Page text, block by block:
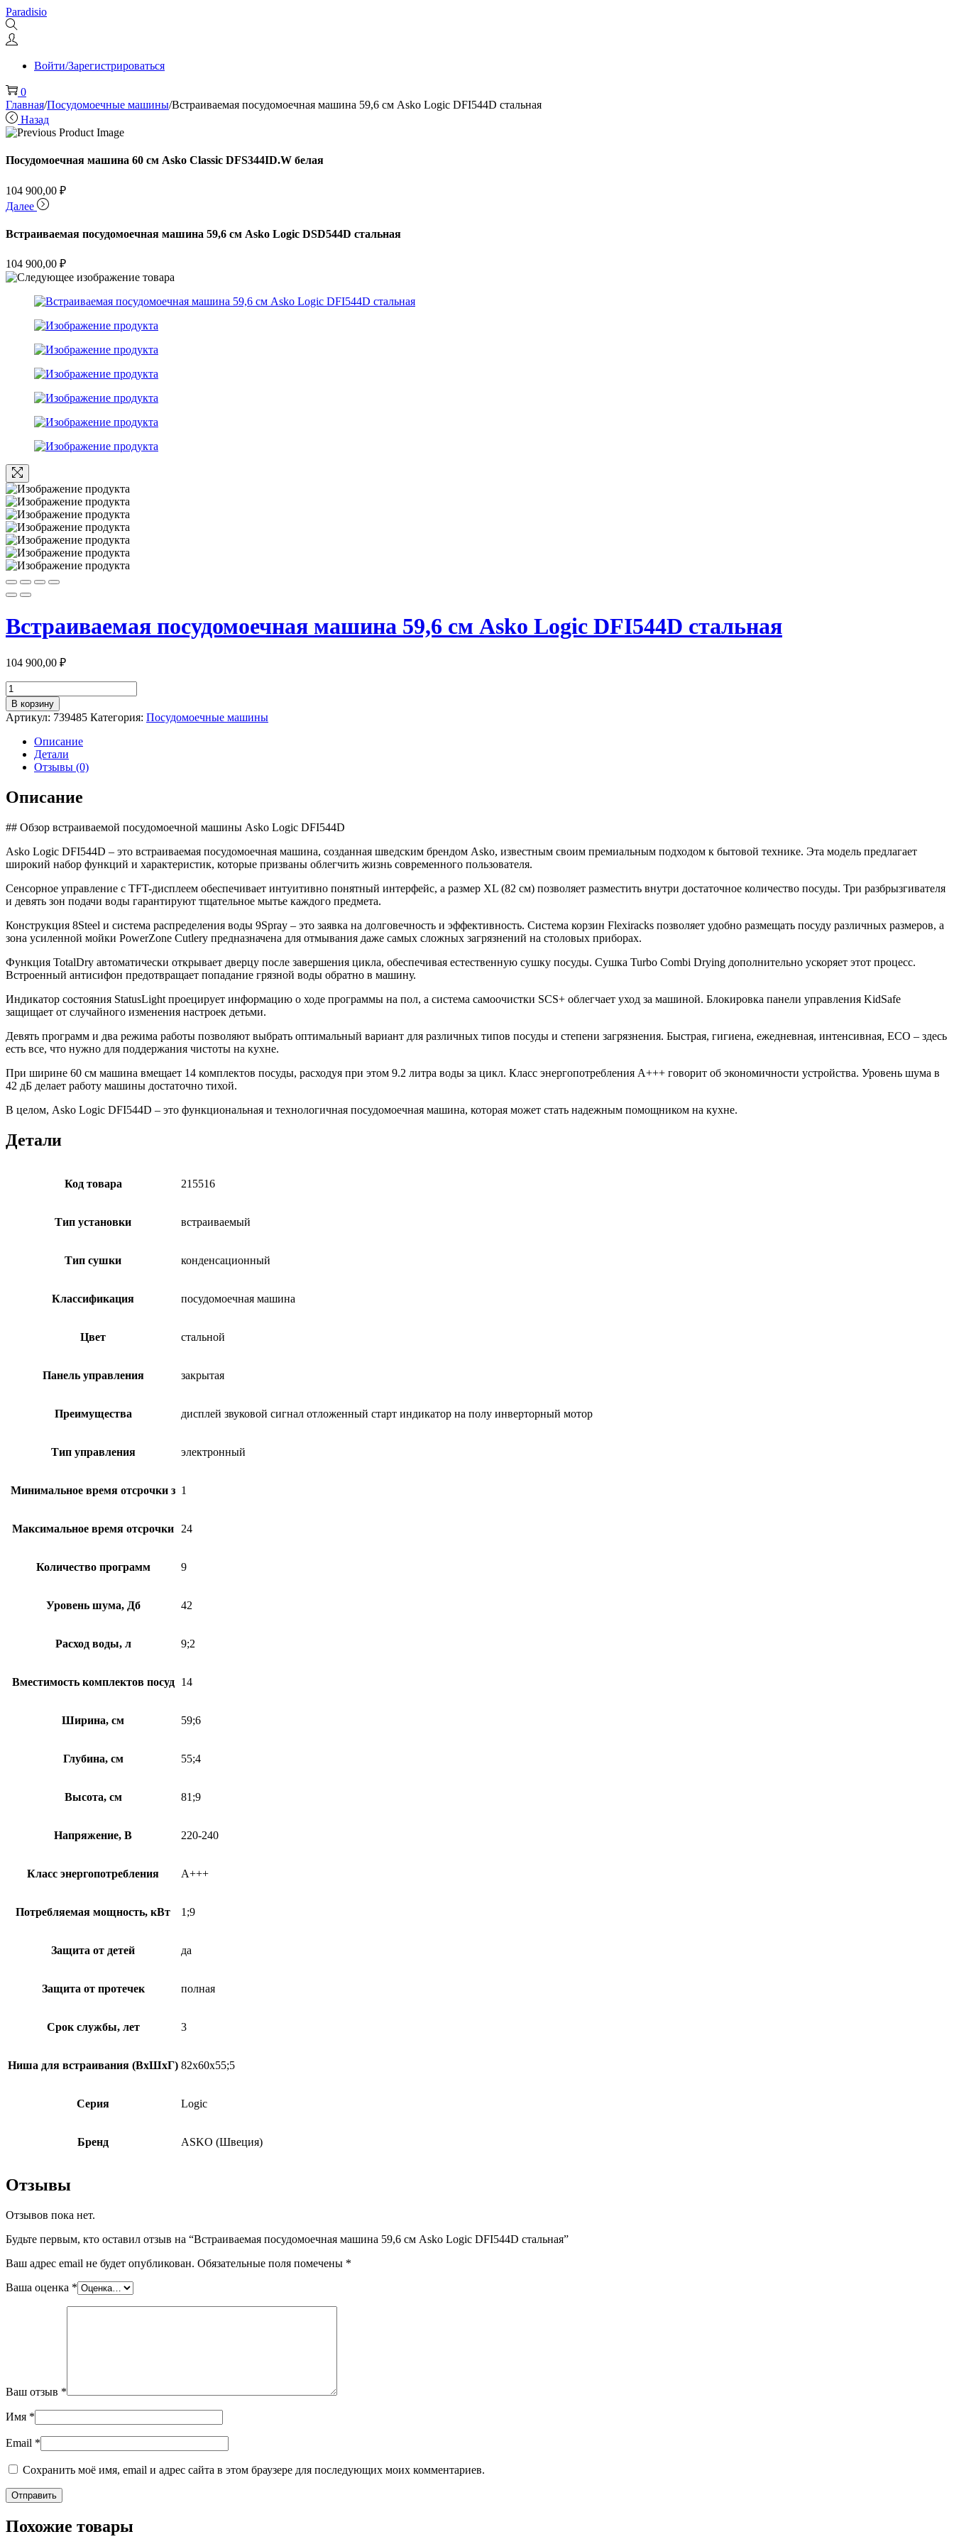
Перейти
к
навигации
Перейти
к
содержимому
Paradisio
Войти/Зарегистрироваться
0
Главная/Посудомоечные машины/Встраиваемая посудомоечная машина 59,6 см Asko Logic DFI544D стальная
Назад
Посудомоечная машина 60 см Asko Classic DFS344ID.W белая
104 900,00 ₽
Далее
Встраиваемая посудомоечная машина 59,6 см Asko Logic DSD544D стальная
104 900,00 ₽
Встраиваемая посудомоечная машина 59,6 см Asko Logic DFI544D стальная
104 900,00 ₽
Количество
товара
Встраиваемая
посудомоечная
машина
59,6
Logic
DFI544D
В корзину
Артикул: 739485 Категория: Посудомоечные машины
Описание
Детали
Отзывы (0)
Описание
## Обзор встраиваемой посудомоечной машины Asko Logic DFI544D
Asko Logic DFI544D – это встраиваемая посудомоечная машина, созданная шведским брендом Asko, известным своим премиальным подходом к бытовой технике. Эта модель предлагает
широкий набор функций и характеристик, которые призваны облегчить жизнь современного пользователя.
Сенсорное управление с TFT-дисплеем обеспечивает интуитивно понятный интерфейс, а размер XL (82 см) позволяет разместить внутри достаточное количество посуды. Три разбрызгивателя
и девять зон подачи воды гарантируют тщательное мытье каждого предмета.
Конструкция 8Steel и система распределения воды 9Spray – это заявка на долговечность и эффективность. Система корзин Flexiracks позволяет удобно размещать посуду различных размеров, а
зона усиленной мойки PowerZone Cutlery предназначена для отмывания даже самых сложных загрязнений на столовых приборах.
Функция TotalDry автоматически открывает дверцу после завершения цикла, обеспечивая естественную сушку посуды. Сушка Turbo Combi Drying дополнительно ускоряет этот процесс.
Встроенный антисифон предотвращает попадание грязной воды обратно в машину.
Индикатор состояния StatusLight проецирует информацию о ходе программы на пол, а система самоочистки SCS+ облегчает уход за машиной. Блокировка панели управления KidSafe
защищает от случайного изменения настроек детьми.
Девять программ и два режима работы позволяют выбрать оптимальный вариант для различных типов посуды и степени загрязнения. Быстрая, гигиена, ежедневная, интенсивная, ECO – здесь
есть все, что нужно для поддержания чистоты на кухне.
При ширине 60 см машина вмещает 14 комплектов посуды, расходуя при этом 9.2 литра воды за цикл. Класс энергопотребления A+++ говорит об экономичности устройства. Уровень шума в
42 дБ делает работу машины достаточно тихой.
В целом, Asko Logic DFI544D – это функциональная и технологичная посудомоечная машина, которая может стать надежным помощником на кухне.
Детали
Код товара 215516
Тип установки встраиваемый
Тип сушки конденсационный
Классификация посудомоечная машина
Цвет стальной
Панель управления закрытая
Преимущества дисплей звуковой сигнал отложенный старт индикатор на полу инверторный мотор
Тип управления электронный
Минимальное время отсрочки з 1
Максимальное время отсрочки 24
Количество программ 9
Уровень шума, Дб 42
Расход воды, л 9;2
Вместимость комплектов посуд 14
Ширина, см 59;6
Глубина, см 55;4
Высота, см 81;9
Напряжение, В 220-240
Класс энергопотребления A+++
Потребляемая мощность, кВт 1;9
Защита от детей да
Защита от протечек полная
Срок службы, лет 3
Ниша для встраивания (ВхШхГ) 82х60х55;5
Серия Logic
Бренд ASKO (Швеция)
Отзывы
Отзывов пока нет.
Будьте первым, кто оставил отзыв на “Встраиваемая посудомоечная машина 59,6 см Asko Logic DFI544D стальная”
Ваш адрес email не будет опубликован. Обязательные поля помечены *
Ваша оценка *
Ваш отзыв *
Имя *
Email *
Сохранить моё имя, email и адрес сайта в этом браузере для последующих моих комментариев.
Похожие товары